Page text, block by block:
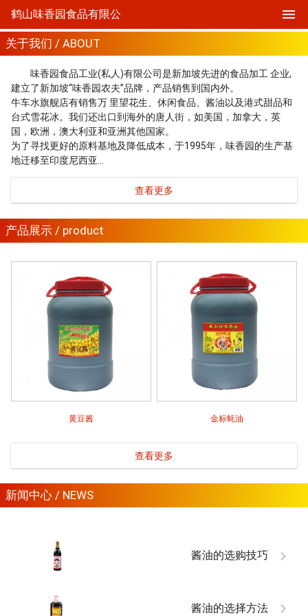
鹤山味香园食品有限公
关于我们 / ABOUT
味香园食品工业(私人)有限公司是新加坡先进的食品加工 企业,
建立了新加坡“味香园农夫”品牌，产品销售到国内外。
牛车水旗舰店有销售万 里望花生、休闲食品、酱油以及港式甜品和
台式雪花冰。我们还出口到海外的唐人街，如美国，加拿大，英
国，欧洲，澳大利亚和亚洲其他国家。
为了寻找更好的原料基地及降低成本，于1995年，味香园的生产基
地迁移至印度尼西亚…
查看更多
产品展示 / product
黄豆酱 金标蚝油
查看更多
新闻中心 / NEWS
酱油的选购技巧
酱油的选择方法